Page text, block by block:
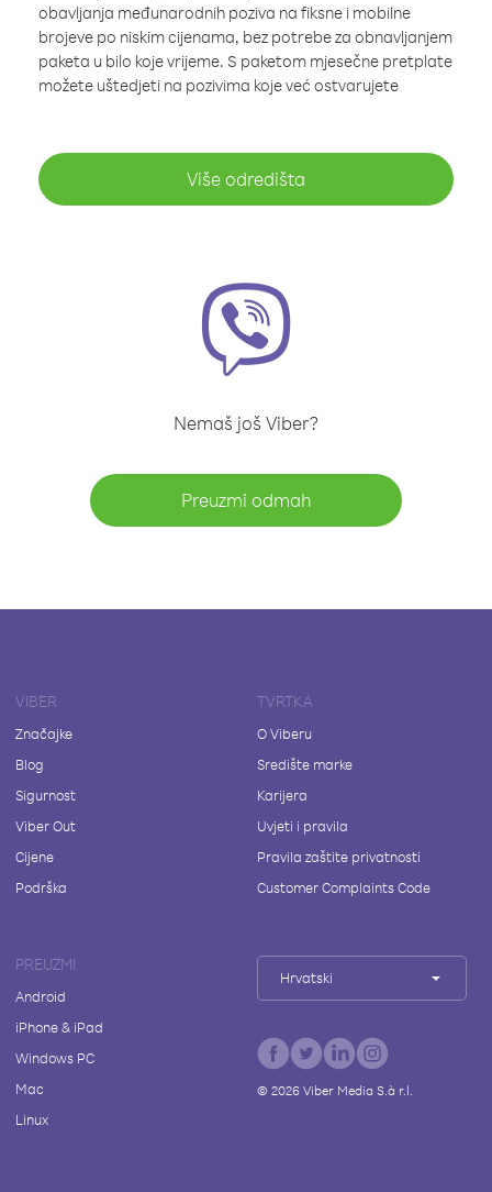
obavljanja međunarodnih poziva na fiksne i mobilne
brojeve po niskim cijenama, bez potrebe za obnavljanjem
paketa u bilo koje vrijeme. S paketom mjesečne pretplate
možete uštedjeti na pozivima koje već ostvarujete
Više odredišta
Nemaš još Viber?
Preuzmi odmah
VIBER
Značajke
Blog
Sigurnost
Viber Out
Cijene
Podrška
TVRTKA
O Viberu
Središte marke
Karijera
Uvjeti i pravila
Pravila zaštite privatnosti
Customer Complaints Code
PREUZMI
Android
iPhone & iPad
Windows PC
Mac
Linux
Hrvatski
© 2026Viber Media S.à r.l.